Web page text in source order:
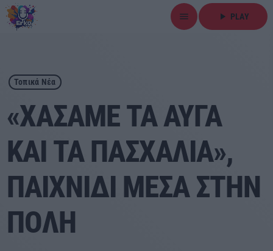
menu play_arrow PLAY
close
play_arrow ΕΡΚΟ
Αρχική
Εκπομπές
Ειδήσεις
Τοπικά Νέα
«ΧΑΣΑΜΕ ΤΑ ΑΥΓΑ
ΚΑΙ ΤΑ ΠΑΣΧΑΛΙΑ»,
ΠΑΙΧΝΙΔΙ ΜΕΣΑ ΣΤΗΝ
ΠΟΛΗ